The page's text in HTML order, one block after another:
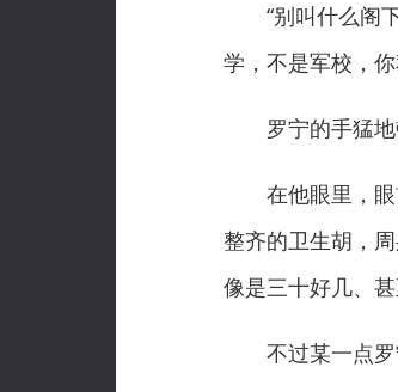
“别叫什么阁下
学，不是军校，
罗宁的手猛地
在他眼里，眼
整齐的卫生胡，
像是三十好几、
不过某一点罗